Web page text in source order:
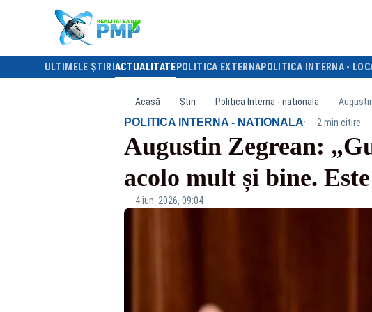
ULTIMELE ȘTIRI ACTUALITATE POLITICA EXTERNAPOLITICA INTERNA -
Acasă Știri Politica Interna - nationala
POLITICA INTERNA - NATIONALA· 2 min citire
Augustin Zegrean:
acolo mult și bine.
4 iun. 2026, 09:04